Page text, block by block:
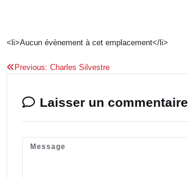
<li>Aucun évènement à cet emplacement</li>
Previous: Charles Silvestre
Laisser un commentaire